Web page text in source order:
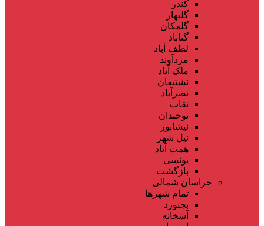
کندر
گلبهار
گلمکان
گناباد
لطف آباد
مزدآوند
ملک آباد
نشتیفان
نصرآباد
نقاب
نوخندان
نیشابور
نیل شهر
همت آباد
یونسی
بازگشت
خراسان شمالی
تمام شهر‌ها
بجنورد
آشخانه